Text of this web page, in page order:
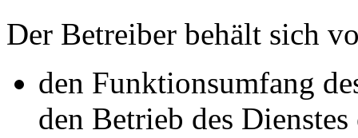
Der Betreiber behält sich
den Funktionsumfang
den Betrieb des